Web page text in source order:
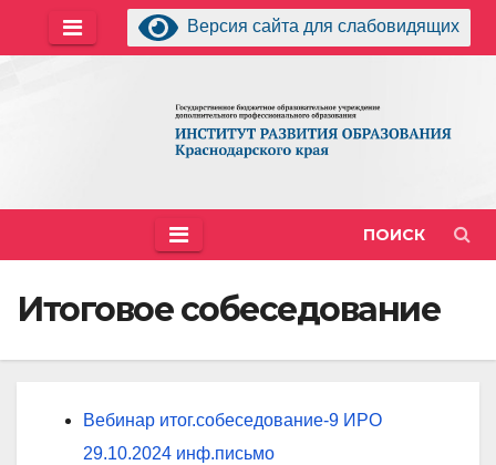
Версия сайта для слабовидящих
ПОИСК
Итоговое собеседование
Вебинар итог.собеседование-9 ИРО
29.10.2024 инф.письмо